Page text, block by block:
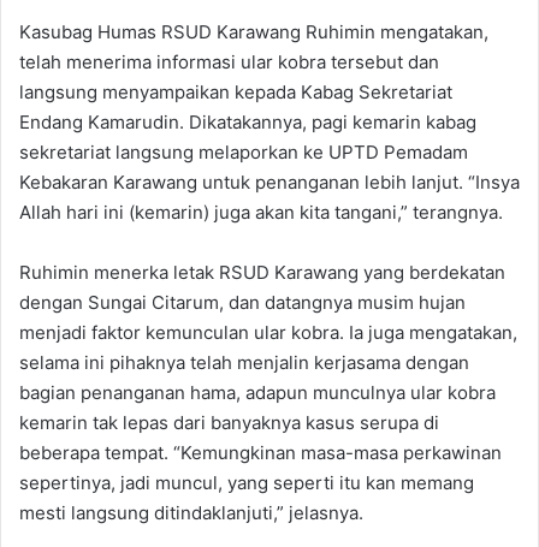
Kasubag Humas RSUD Karawang Ruhimin mengatakan,
telah menerima informasi ular kobra tersebut dan
langsung menyampaikan kepada Kabag Sekretariat
Endang Kamarudin. Dikatakannya, pagi kemarin kabag
sekretariat langsung melaporkan ke UPTD Pemadam
Kebakaran Karawang untuk penanganan lebih lanjut. “Insya
Allah hari ini (kemarin) juga akan kita tangani,” terangnya.
Ruhimin menerka letak RSUD Karawang yang berdekatan
dengan Sungai Citarum, dan datangnya musim hujan
menjadi faktor kemunculan ular kobra. Ia juga mengatakan,
selama ini pihaknya telah menjalin kerjasama dengan
bagian penanganan hama, adapun munculnya ular kobra
kemarin tak lepas dari banyaknya kasus serupa di
beberapa tempat. “Kemungkinan masa-masa perkawinan
sepertinya, jadi muncul, yang seperti itu kan memang
mesti langsung ditindaklanjuti,” jelasnya.